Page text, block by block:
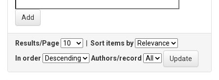
Results/Page
Sort items by
In order
Authors/record